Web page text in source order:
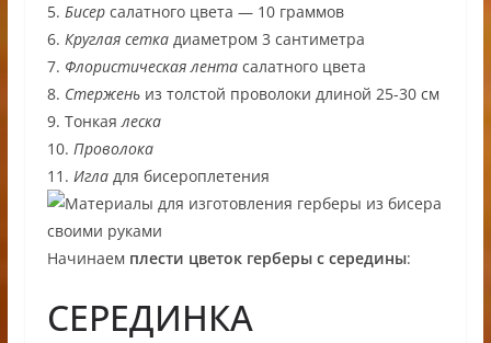
5. Бисерсалатного цвета — 10 граммов
6. Круглая сеткадиаметром 3 сантиметра
7. Флористическая лентасалатного цвета
8. Стерженьиз толстой проволоки длиной 25-30 см
9. Тонкаялеска
10. Проволока
11. Игладля бисероплетения
Начинаем плести цветок герберы с середины:
СЕРЕДИНКА